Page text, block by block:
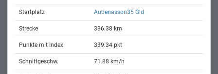
Startplatz Aubenasson35 Gld
Strecke 336.38 km
Punkte mit Index 339.34 pkt
Schnittgeschw. 71.88 km/h